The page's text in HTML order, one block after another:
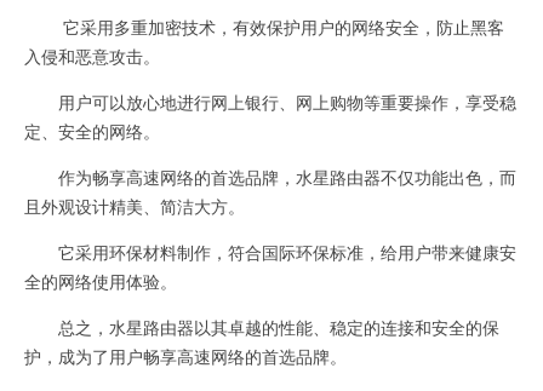
它采用多重加密技术，有效保护用户的网络安全，防止黑客
入侵和恶意攻击。
用户可以放心地进行网上银行、网上购物等重要操作，享受稳
定、安全的网络。
作为畅享高速网络的首选品牌，水星路由器不仅功能出色，而
且外观设计精美、简洁大方。
它采用环保材料制作，符合国际环保标准，给用户带来健康安
全的网络使用体验。
总之，水星路由器以其卓越的性能、稳定的连接和安全的保
护，成为了用户畅享高速网络的首选品牌。